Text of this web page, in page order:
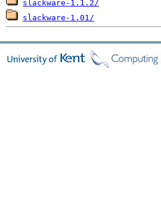
slackware-1.1.2/
slackware-1.01/